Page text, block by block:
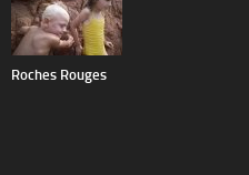
Roches Rouges